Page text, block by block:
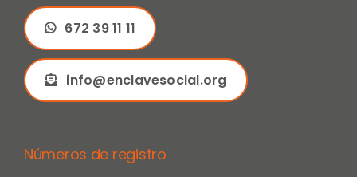
672 39 11 11
info@enclavesocial.org
Números de registro